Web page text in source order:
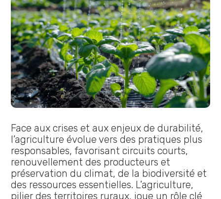
Face aux crises et aux enjeux de durabilité,
l’agriculture évolue vers des pratiques plus
responsables, favorisant circuits courts,
renouvellement des producteurs et
préservation du climat, de la biodiversité et
des ressources essentielles. L’agriculture,
pilier des territoires ruraux, joue un rôle clé